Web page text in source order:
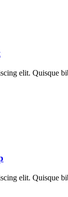
elit. Quisque
elit. Quisque